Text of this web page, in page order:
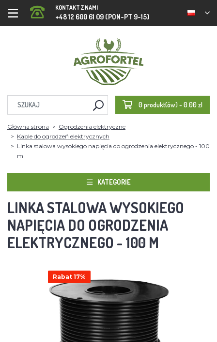
KONTAKT Z NAMI
+48 12 600 61 09 (PON-PT 9-15)
0 produkt(ów) - 0.00 zl
Główna strona
Ogrodzenia elektryczne
Kable do ogrodzeń elektrycznych
Linka stalowa wysokiego napięcia do ogrodzenia elektrycznego - 100
m
KATEGORIE
LINKA STALOWA WYSOKIEGO
NAPIĘCIA DO OGRODZENIA
ELEKTRYCZNEGO - 100 M
Rabat 17%